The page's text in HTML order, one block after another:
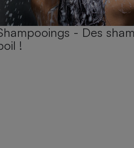
- Des
!